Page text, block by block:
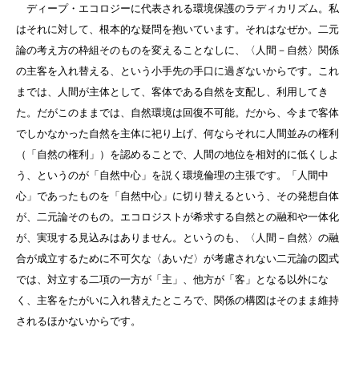
ディープ・エコロジーに代表される環境保護のラディカリズム。私
はそれに対して、根本的な疑問を抱いています。それはなぜか。二元
論の考え方の枠組そのものを変えることなしに、〈人間－自然〉関係
の主客を入れ替える、という小手先の手口に過ぎないからです。これ
までは、人間が主体として、客体である自然を支配し、利用してき
た。だがこのままでは、自然環境は回復不可能。だから、今まで客体
でしかなかった自然を主体に祀り上げ、何ならそれに人間並みの権利
（「自然の権利」）を認めることで、人間の地位を相対的に低くしよ
う、というのが「自然中心」を説く環境倫理の主張です。「人間中
心」であったものを「自然中心」に切り替えるという、その発想自体
が、二元論そのもの。エコロジストが希求する自然との融和や一体化
が、実現する見込みはありません。というのも、〈人間－自然〉の融
合が成立するために不可欠な〈あいだ〉が考慮されない二元論の図式
では、対立する二項の一方が「主」、他方が「客」となる以外にな
く、主客をたがいに入れ替えたところで、関係の構図はそのまま維持
されるほかないからです。